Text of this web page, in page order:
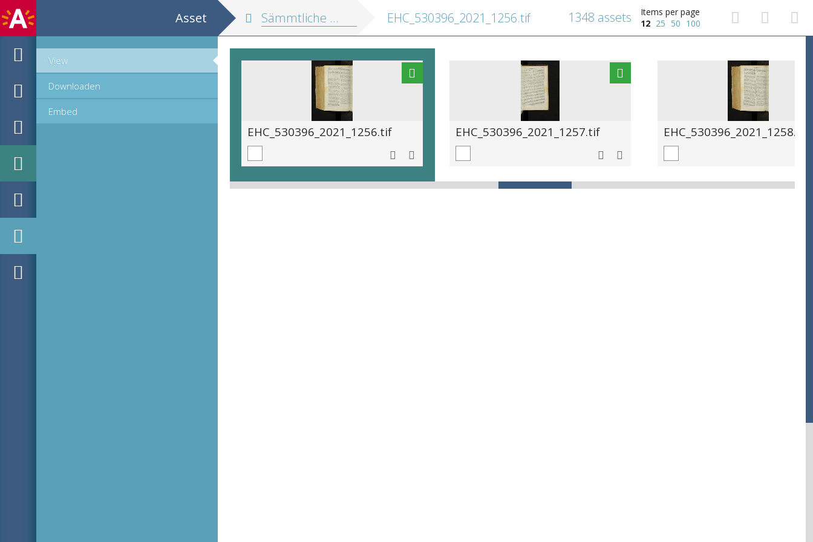
Asset
View
Downloaden
Embed
Sämmtliche Werke EHC_530396_2021_1256.tif
Items per page
12 25 50 100
1348 assets
EHC_530396_2021_1256.tif EHC_530396_2021_1257.tif EHC_530396_2021_1258.tif